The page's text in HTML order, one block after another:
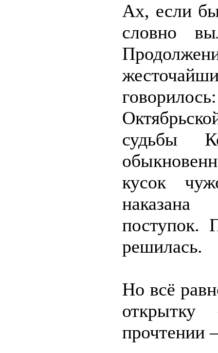
Ах, если
словно
судьбы
кусок
наказана
поступок.
решилась.
Но всё
прочтении